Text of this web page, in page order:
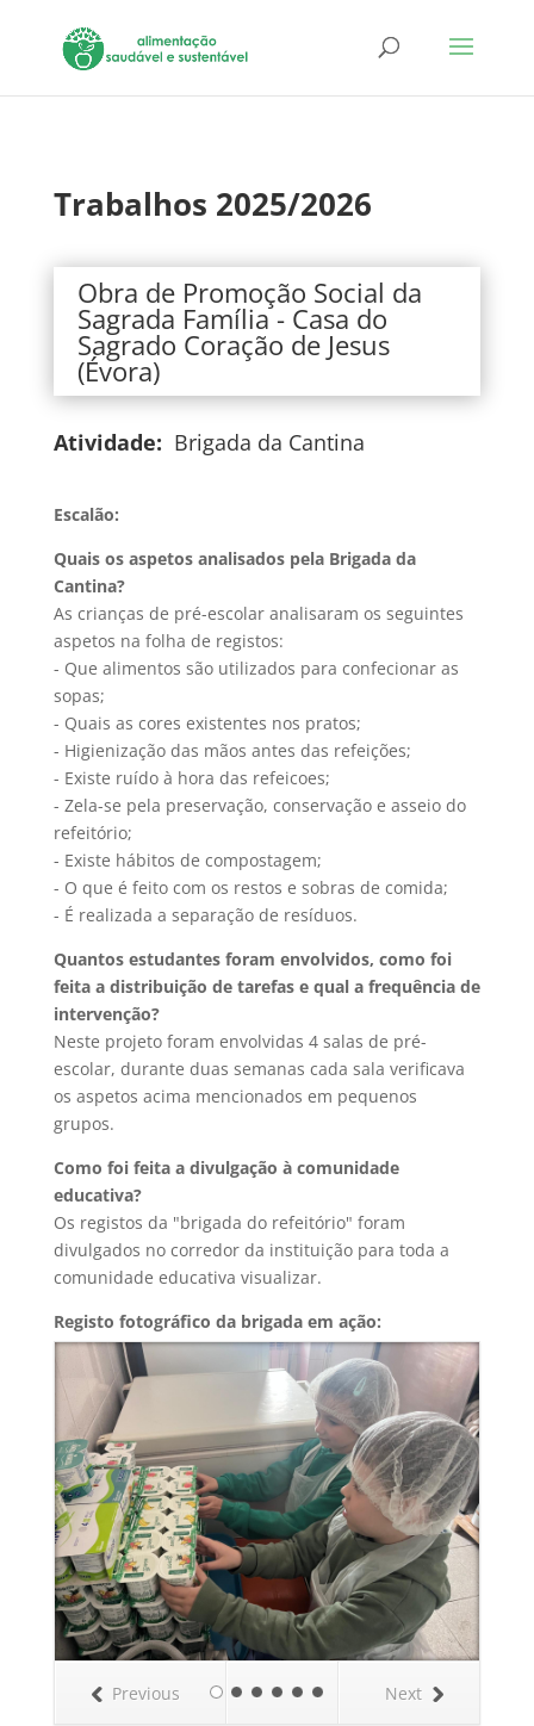
Trabalhos 2025/2026
Obra de Promoção Social da
Sagrada Família - Casa do
Sagrado Coração de Jesus
(Évora)
Atividade: Brigada da Cantina
Escalão:
Quais os aspetos analisados pela Brigada da
Cantina?
As crianças de pré-escolar analisaram os seguintes
aspetos na folha de registos:
- Que alimentos são utilizados para confecionar as
sopas;
- Quais as cores existentes nos pratos;
- Higienização das mãos antes das refeições;
- Existe ruído à hora das refeicoes;
- Zela-se pela preservação, conservação e asseio do
refeitório;
- Existe hábitos de compostagem;
- O que é feito com os restos e sobras de comida;
- É realizada a separação de resíduos.
Quantos estudantes foram envolvidos, como foi
feita a distribuição de tarefas e qual a frequência de
intervenção?
Neste projeto foram envolvidas 4 salas de pré-
escolar, durante duas semanas cada sala verificava
os aspetos acima mencionados em pequenos
grupos.
Como foi feita a divulgação à comunidade
educativa?
Os registos da "brigada do refeitório" foram
divulgados no corredor da instituição para toda a
comunidade educativa visualizar.
Registo fotográfico da brigada em ação:
Next
Previous